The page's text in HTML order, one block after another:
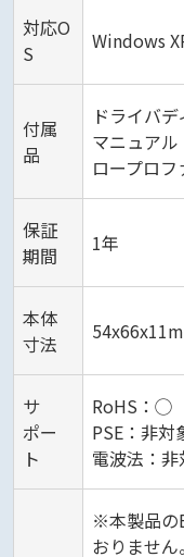
対応O
S
Windows
付属
品
ドライバデ
マニュアル
ロープロ
保証
期間
1年
本体
寸法
サ
ポー
ト
RoHS：◯
PSE：非対
電波法：非
※本製品の
おりません。